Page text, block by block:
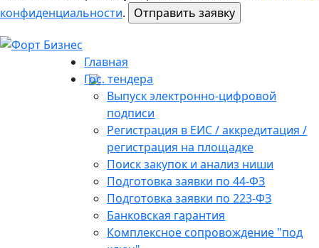
конфиденциальности.
Главная
Гос. тендера
Выпуск электронно-цифровой
подписи
Регистрация в ЕИС / аккредитация /
регистрация на площадке
Поиск закупок и анализ ниши
Подготовка заявки по 44-ФЗ
Подготовка заявки по 223-ФЗ
Банковская гарантия
Комплексное сопровождение "под